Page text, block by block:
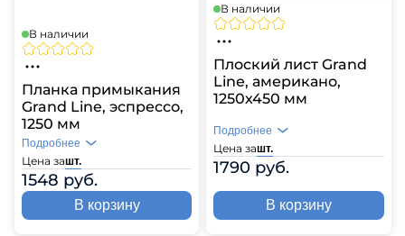
В наличии
Планка примыкания
Grand Line, эспрессо,
1250 мм
Цена зашт.
1548 руб.
Подробнее
В корзину
В наличии
Плоский лист Grand
Line, американо,
1250х450 мм
Цена зашт.
1790 руб.
Подробнее
В корзину